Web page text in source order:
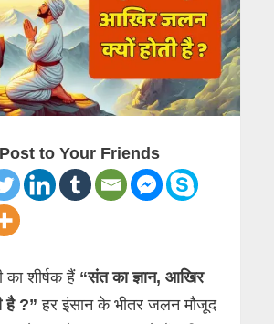
to Your Friends
शीर्षक हैं “संत का ज्ञान, आखिर
है ?” हर इंसान के भीतर जलन मौजूद